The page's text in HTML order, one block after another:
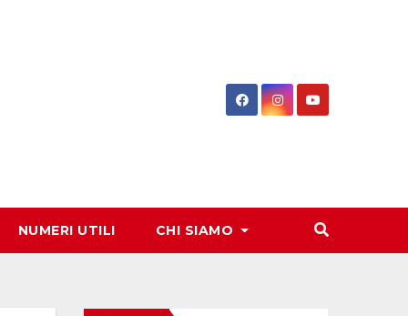
NUMERI UTILI CHI SIAMO